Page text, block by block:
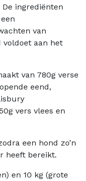
ingrediënten
van
voldoet aan het
van 780g verse
eend,
vers vlees en
een hond zo’n
heeft bereikt.
en 10 kg (grote